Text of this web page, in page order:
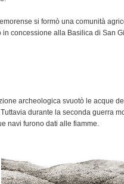
si formò una comunità
in concessione alla Basilica di San
archeologica svuotò le acque
durante la seconda guerra
navi furono dati alle fiamme.